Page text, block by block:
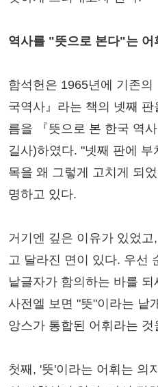
역사를 "뜻으로 본다"는 어
함석헌은 1965년에 기존
국역사』라는 책의 넷째 판
름을 『뜻으로 본 한국 역
길사)하였다. "넷째 판에 부
목을 왜 그렇게 고치게 되
명하고 있다.
거기엔 깊은 이유가 있었고
고 달라진 면이 있다. 우선
낱글자가 함의하는 바를
사전엘 보면 "뜻"이라는 낱
앙스가 통합된 어휘라는 것
첫째, '뜻'이라는 어휘는 의